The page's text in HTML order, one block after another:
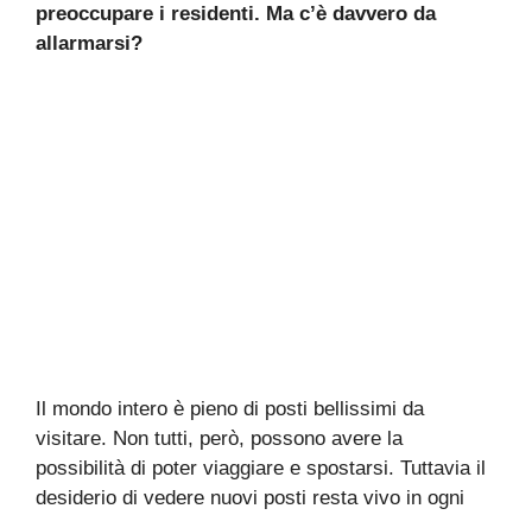
preoccupare i residenti. Ma c’è davvero da
allarmarsi?
Il mondo intero è pieno di posti bellissimi da
visitare. Non tutti, però, possono avere la
possibilità di poter viaggiare e spostarsi. Tuttavia il
desiderio di vedere nuovi posti resta vivo in ogni